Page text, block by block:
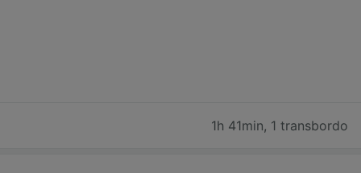
1h 41min, 1 transbordo